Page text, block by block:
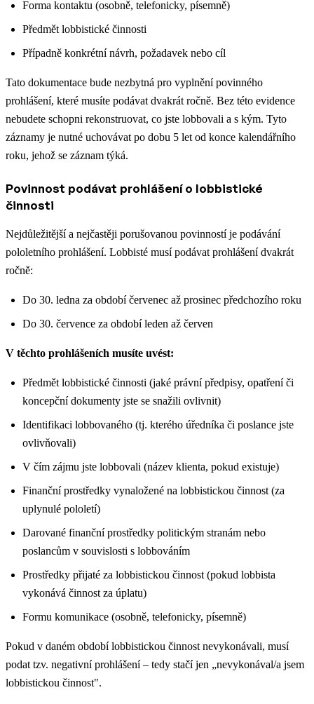
Forma kontaktu (osobně, telefonicky, písemně)
Předmět lobbistické činnosti
Případně konkrétní návrh, požadavek nebo cíl
Tato dokumentace bude nezbytná pro vyplnění povinného
prohlášení, které musíte podávat dvakrát ročně. Bez této evidence
nebudete schopni rekonstruovat, co jste lobbovali a s kým. Tyto
záznamy je nutné uchovávat po dobu 5 let od konce kalendářního
roku, jehož se záznam týká.
Povinnost podávat prohlášení o lobbistické
činnosti
Nejdůležitější a nejčastěji porušovanou povinností je podávání
pololetního prohlášení. Lobbisté musí podávat prohlášení dvakrát
ročně:
Do 30. ledna za období červenec až prosinec předchozího roku
Do 30. července za období leden až červen
V těchto prohlášeních musíte uvést:
Předmět lobbistické činnosti (jaké právní předpisy, opatření či
koncepční dokumenty jste se snažili ovlivnit)
Identifikaci lobbovaného (tj. kterého úředníka či poslance jste
ovlivňovali)
V čím zájmu jste lobbovali (název klienta, pokud existuje)
Finanční prostředky vynaložené na lobbistickou činnost (za
uplynulé pololetí)
Darované finanční prostředky politickým stranám nebo
poslancům v souvislosti s lobbováním
Prostředky přijaté za lobbistickou činnost (pokud lobbista
vykonává činnost za úplatu)
Formu komunikace (osobně, telefonicky, písemně)
Pokud v daném období lobbistickou činnost nevykonávali, musí
podat tzv. negativní prohlášení – tedy stačí jen „nevykonával/a jsem
lobbistickou činnost".